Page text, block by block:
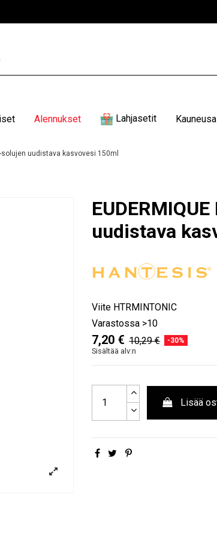
Alennukset Lahjasetit
solujen uudistava kasvovesi 150ml
uudistava
Viite HTRMINTONIC
Varastossa >10
7,20 € 10,29 € -30%
Sisältää alv:n
Lisää